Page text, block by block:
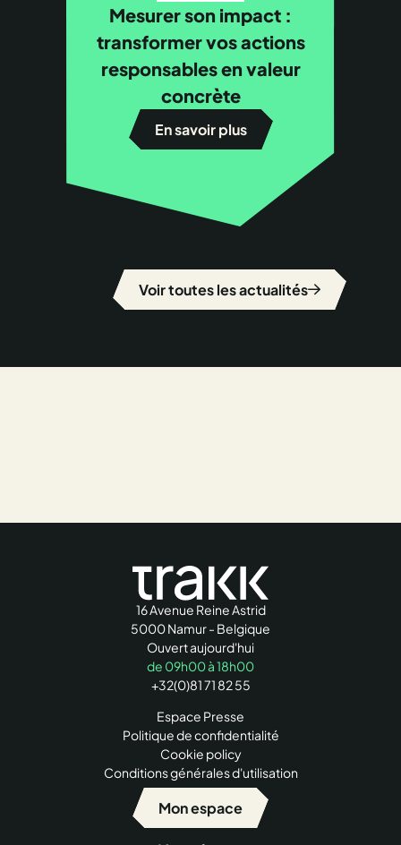
Mesurer son impact :
transformer vos actions
responsables en valeur
concrète
En savoir plus
Voir toutes les actualités
16 Avenue Reine Astrid
5000 Namur - Belgique
Ouvert aujourd'hui
de 09h00 à 18h00
+32(0)81 71 82 55
Espace Presse
Politique de confidentialité
Cookie policy
Conditions générales d'utilisation
Mon espace